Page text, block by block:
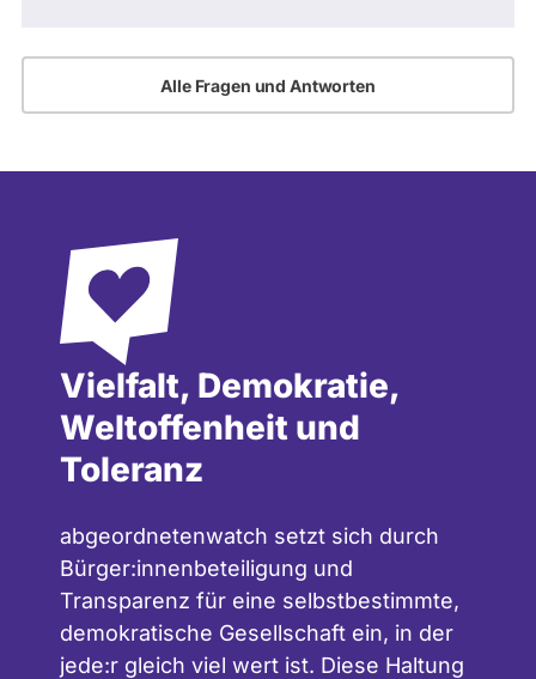
Alle Fragen und Antworten
Vielfalt, Demokratie,
Weltoffenheit und
Toleranz
abgeordnetenwatch setzt sich durch
Bürger:innenbeteiligung und
Transparenz für eine selbstbestimmte,
demokratische Gesellschaft ein, in der
jede:r gleich viel wert ist. Diese Haltung